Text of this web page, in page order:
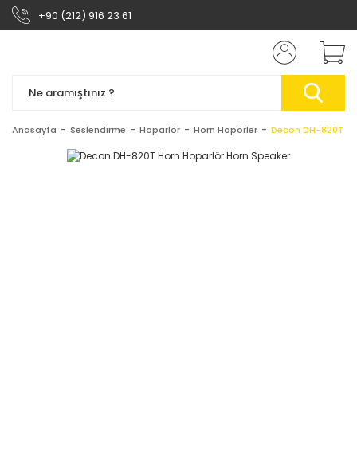
+90 (212) 916 23 61
Anasayfa Seslendirme Hoparlör Horn Hopörler Decon DH-820T